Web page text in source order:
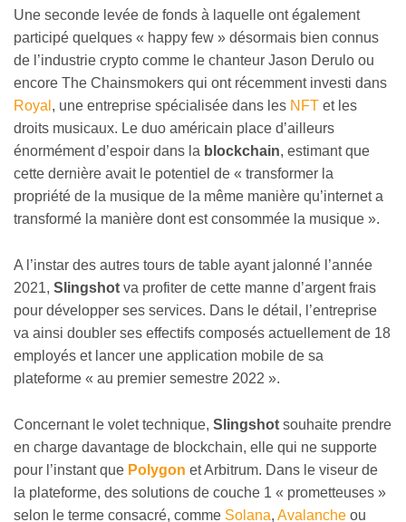
Une seconde levée de fonds à laquelle ont également
participé quelques « happy few » désormais bien connus
de l’industrie crypto comme le chanteur Jason Derulo ou
encore The Chainsmokers qui ont récemment investi dans
Royal , une entreprise spécialisée dans les NFT et les
droits musicaux. Le duo américain place d’ailleurs
énormément d’espoir dans la blockchain, estimant que
cette dernière avait le potentiel de « transformer la
propriété de la musique de la même manière qu’internet a
transformé la manière dont est consommée la musique ».
A l’instar des autres tours de table ayant jalonné l’année
2021, Slingshot va profiter de cette manne d’argent frais
pour développer ses services. Dans le détail, l’entreprise
va ainsi doubler ses effectifs composés actuellement de 18
employés et lancer une application mobile de sa
plateforme « au premier semestre 2022 ».
Concernant le volet technique, Slingshot souhaite prendre
en charge davantage de blockchain, elle qui ne supporte
pour l’instant que Polygon et Arbitrum. Dans le viseur de
la plateforme, des solutions de couche 1 « prometteuses »
selon le terme consacré, comme Solana, Avalanche ou